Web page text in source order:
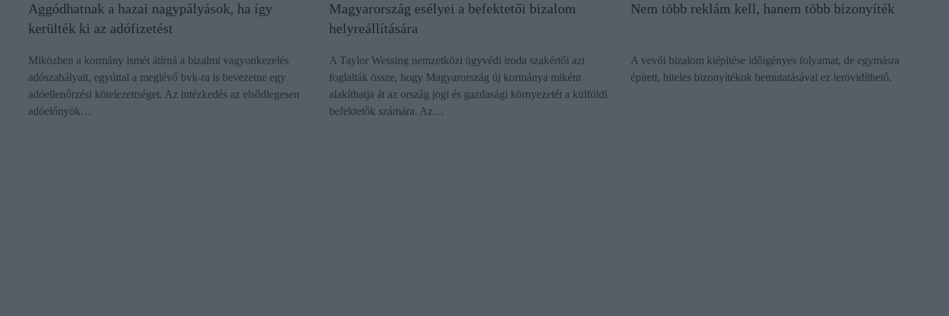
Aggódhatnak a hazai nagypályások, ha így
kerülték ki az adófizetést
Miközben a kormány ismét átírná a bizalmi vagyonkezelés
adószabályait, egyúttal a meglévő bvk-ra is bevezetne egy
adóellenőrzési kötelezettséget. Az intézkedés az elsődlegesen
adóelőnyök…
Magyarország esélyei a befektetői bizalom
helyreállítására
A Taylor Wessing nemzetközi ügyvédi iroda szakértői azt
foglalták össze, hogy Magyarország új kormánya miként
alakíthatja át az ország jogi és gazdasági környezetét a külföldi
befektetők számára. Az…
Nem több reklám kell, hanem több bizonyíték
A vevői bizalom kiépítése időigényes folyamat, de egymásra
épített, hiteles bizonyítékok bemutatásával ez lerövidíthető.